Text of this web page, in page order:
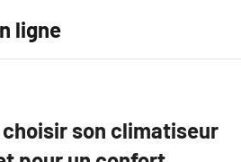
ligne
son climatiseur